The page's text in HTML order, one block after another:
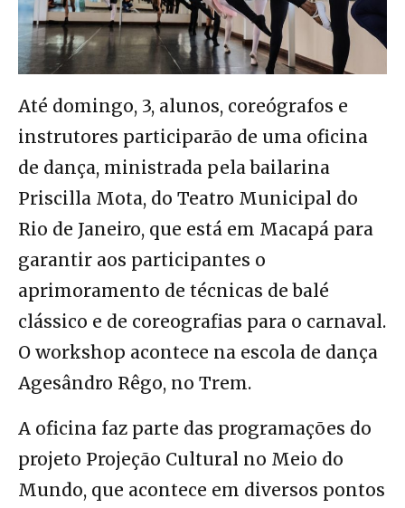
Até domingo, 3, alunos, coreógrafos e
instrutores participarão de uma oficina
de dança, ministrada pela bailarina
Priscilla Mota, do Teatro Municipal do
Rio de Janeiro, que está em Macapá para
garantir aos participantes o
aprimoramento de técnicas de balé
clássico e de coreografias para o carnaval.
O workshop acontece na escola de dança
Agesândro Rêgo, no Trem.
A oficina faz parte das programações do
projeto Projeção Cultural no Meio do
Mundo, que acontece em diversos pontos